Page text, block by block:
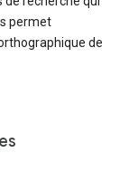
permet
de